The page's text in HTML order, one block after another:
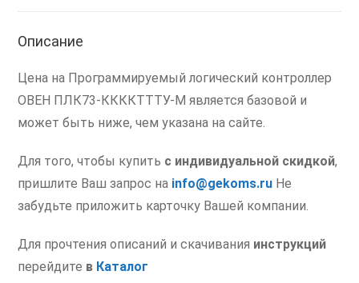
Описание
Цена на Программируемый логический контроллер
ОВЕН ПЛК73-ККККТТТУ-М является базовой и
может быть ниже, чем указана на сайте.
Для того, чтобы купить с индивидуальной скидкой,
пришлите Ваш запрос на info@gekoms.ru Не
забудьте приложить карточку Вашей компании.
Для прочтения описаний и скачивания инструкций
перейдите в Каталог